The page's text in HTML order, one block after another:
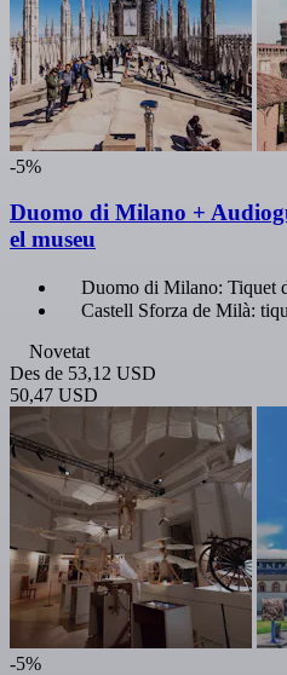
-5%
Duomo di Milano +
el museu
Duomo di Milano: Tiquet
Castell Sforza de Milà:
Novetat
Des de 53,12 USD
50,47 USD
-5%